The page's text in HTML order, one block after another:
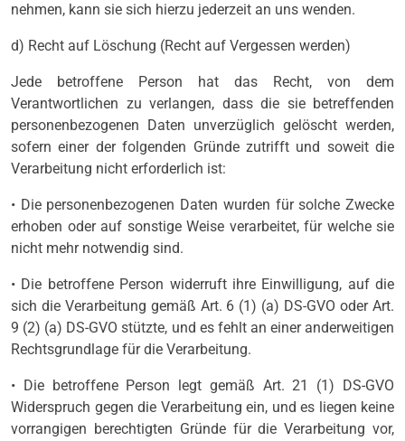
nehmen, kann sie sich hierzu jederzeit an uns wenden.
d) Recht auf Löschung (Recht auf Vergessen werden)
Jede betroffene Person hat das Recht, von dem
Verantwortlichen zu verlangen, dass die sie betreffenden
personenbezogenen Daten unverzüglich gelöscht werden,
sofern einer der folgenden Gründe zutrifft und soweit die
Verarbeitung nicht erforderlich ist:
• Die personenbezogenen Daten wurden für solche Zwecke
erhoben oder auf sonstige Weise verarbeitet, für welche sie
nicht mehr notwendig sind.
• Die betroffene Person widerruft ihre Einwilligung, auf die
sich die Verarbeitung gemäß Art. 6 (1) (a) DS-GVO oder Art.
9 (2) (a) DS-GVO stützte, und es fehlt an einer anderweitigen
Rechtsgrundlage für die Verarbeitung.
• Die betroffene Person legt gemäß Art. 21 (1) DS-GVO
Widerspruch gegen die Verarbeitung ein, und es liegen keine
vorrangigen berechtigten Gründe für die Verarbeitung vor,